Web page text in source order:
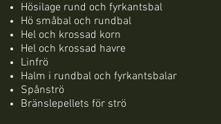
Hösilage rund och fyrkantsbal
Hö småbal och rundbal
Hel och krossad korn
Hel och krossad havre
Linfrö
Halm i rundbal och fyrkantsbalar
Spånströ
Bränslepellets för strö